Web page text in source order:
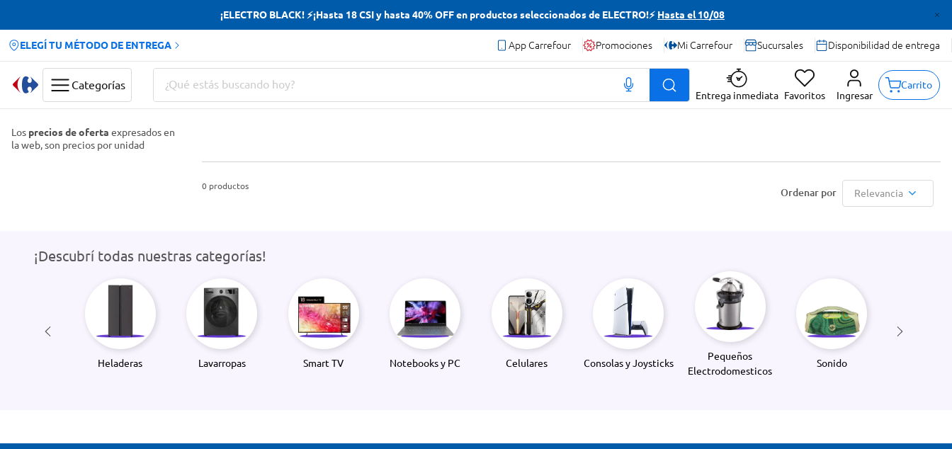
¡ELECTRO BLACK! ⚡¡Hasta 18 CSI y hasta 40% OFF en productos seleccionados de ELECTRO!⚡ Hasta el 10/08
ELEGÍ TU MÉTODO DE ENTREGA App Carrefour Promociones Mi Carrefour Sucursales Disponibilidad de entrega
Categorías
¿Qué estás buscando hoy?
Entrega inmediata Favoritos Ingresar
Carrito
Los precios de oferta expresados en
la web, son precios por unidad
0 productos
Relevancia
¡Descubrí todas nuestras categorías!
Heladeras Lavarropas Smart TV Notebooks y PC Celulares Consolas y Joysticks
Pequeños
Electrodomesticos
Sonido
Términos más buscados
Yerba